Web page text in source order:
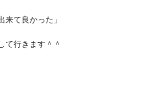
来て良かった」
て行きます＾＾